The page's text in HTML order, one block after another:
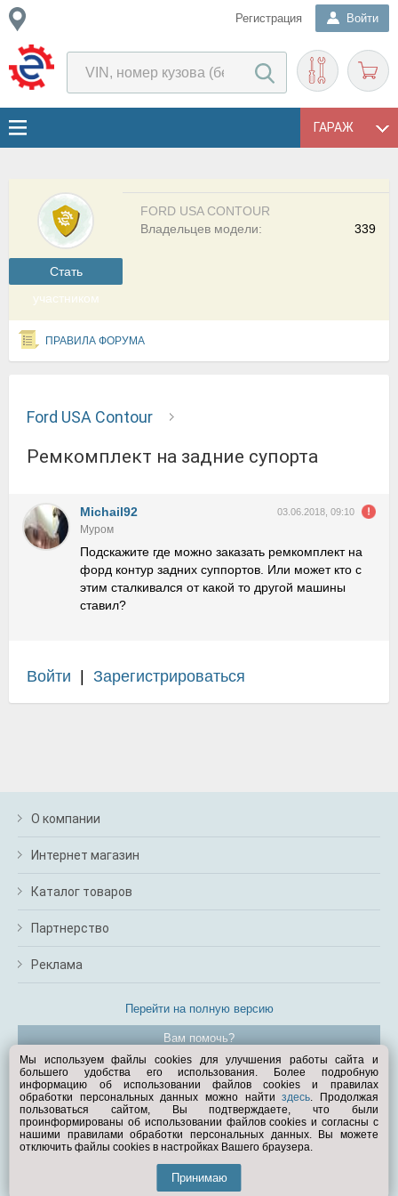
Регистрация Войти
ГАРАЖ
Cтать
участником
FORD USA CONTOUR
339
Владельцев модели:
ПРАВИЛА ФОРУМА
Ford USA Contour
Ремкомплект на задние супорта
Michail92 03.06.2018, 09:10
Муром
Подскажите где можно заказать ремкомплект на
форд контур задних суппортов. Или может кто с
этим сталкивался от какой то другой машины
ставил?
Войти Зарегистрироваться
О компании
Интернет магазин
Каталог товаров
Партнерство
Реклама
Перейти на полную версию
Вам помочь?
© Exist.ru 1998—2026
Мы используем файлы cookies для улучшения работы сайта и
большего удобства его использования. Более подробную
информацию об использовании файлов cookies и правилах
обработки персональных данных можно найтиздесь. Продолжая
пользоваться сайтом, Вы подтверждаете, что были
проинформированы об использовании файлов cookies и согласны с
нашими правилами обработки персональных данных. Вы можете
отключить файлы cookies в настройках Вашего браузера.
Принимаю